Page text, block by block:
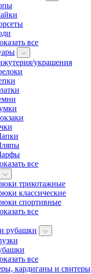
все
украшения
все
трикотажные
классические
спортивные
все
рубашки
все
кардиганы и свитеры